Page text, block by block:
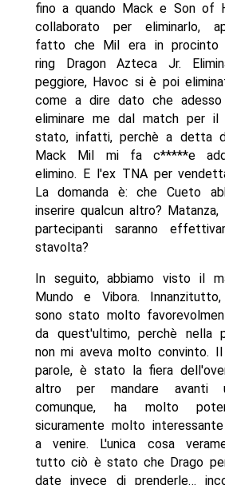
fino a quando Mack e Son of
collaborato per eliminarlo,
fatto che Mil era in procinto
ring Dragon Azteca Jr.
peggiore, Havoc si è poi
come a dire dato che
eliminare me dal match per il
stato, infatti, perchè a detta
Mack Mil mi fa c*****e
elimino. E l'ex TNA per
La domanda è: che Cueto
inserire qualcun altro? Matanza,
partecipanti saranno
stavolta?
In seguito, abbiamo visto il
Mundo e Vibora.
sono stato molto
da quest'ultimo, perchè nella
non mi aveva molto convinto.
parole, è stato la fiera
altro per mandare avanti
comunque, ha molto
sicuramente molto
a venire. L'unica cosa
tutto ciò è stato che Drago
date invece di prenderle…